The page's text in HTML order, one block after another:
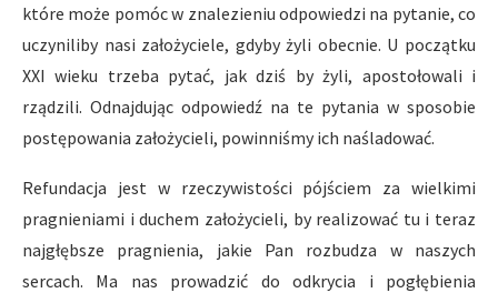
które może pomóc w znalezieniu odpowiedzi na pytanie, co
uczyniliby nasi założyciele, gdyby żyli obecnie. U początku
XXI wieku trzeba pytać, jak dziś by żyli, apostołowali i
rządzili. Odnajdując odpowiedź na te pytania w sposobie
postępowania założycieli, powinniśmy ich naśladować.
Refundacja jest w rzeczywistości pójściem za wielkimi
pragnieniami i duchem założycieli, by realizować tu i teraz
najgłębsze pragnienia, jakie Pan rozbudza w naszych
sercach. Ma nas prowadzić do odkrycia i pogłębienia